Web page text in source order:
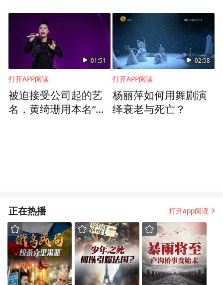
01:51
打开APP阅读
被迫接受公司起的艺
名，黄绮珊用本名“小
02:58
打开APP阅读
杨丽萍如何用舞剧演
绎衰老与死亡？
正在热播 打开app阅读